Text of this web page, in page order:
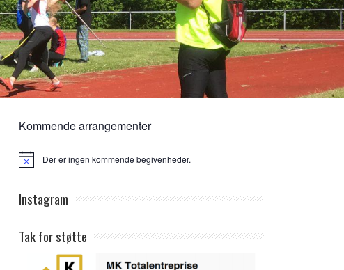
Kommende arrangementer
Notice Der er ingen kommende begivenheder.
Instagram
Tak for støtte